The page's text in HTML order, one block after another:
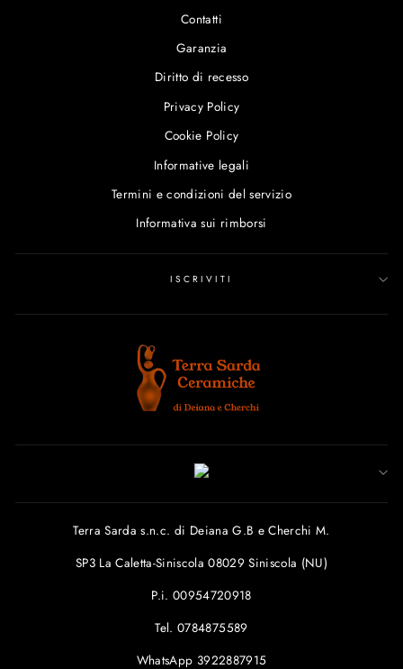
Contatti
Garanzia
Diritto di recesso
Privacy Policy
Cookie Policy
Informative legali
Termini e condizioni del servizio
Informativa sui rimborsi
ISCRIVITI
Terra Sarda s.n.c. di Deiana G.B e Cherchi M.
SP3 La Caletta-Siniscola 08029 Siniscola (NU)
P.i. 00954720918
Tel. 0784875589
WhatsApp 3922887915